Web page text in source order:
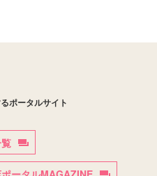
ポータルサイト